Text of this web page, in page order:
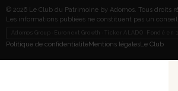
© 2026 Le Club du Patrimoine by Adomos. Tous droits
Les informations publiées ne constituent pas un
Adomos Group · Euronext Growth · Ticker ALADO · Fondé en
Politique de confidentialitéMentions légalesLe Club